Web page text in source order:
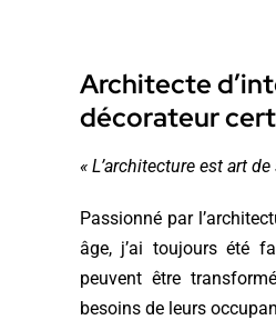
Architecte
décorateur
« L’architecture est art
Passionné par
âge, j’ai toujours été
peuvent être
besoins de leurs